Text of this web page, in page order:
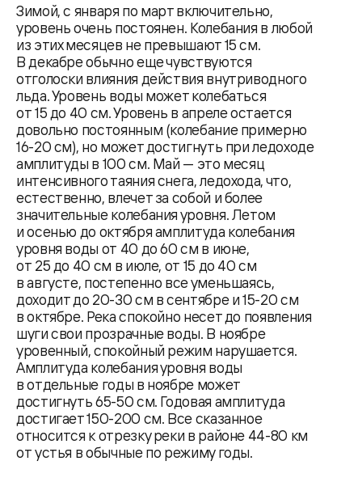
Зимой, с января по март включительно,
уровень очень постоянен. Колебания в любой
из этих месяцев не превышают 15 см.
В декабре обычно еще чувствуются
отголоски влияния действия внутриводного
льда. Уровень воды может колебаться
от 15 до 40 см. Уровень в апреле остается
довольно постоянным (колебание примерно
16-20 см), но может достигнуть при ледоходе
амплитуды в 100 см. Май — это месяц
интенсивного таяния снега, ледохода, что,
естественно, влечет за собой и более
значительные колебания уровня. Летом
и осенью до октября амплитуда колебания
уровня воды от 40 до 60 см в июне,
от 25 до 40 см в июле, от 15 до 40 см
в августе, постепенно все уменьшаясь,
доходит до 20-30 см в сентябре и 15-20 см
в октябре. Река спокойно несет до появления
шуги свои прозрачные воды. В ноябре
уровенный, спокойный режим нарушается.
Амплитуда колебания уровня воды
в отдельные годы в ноябре может
достигнуть 65-50 см. Годовая амплитуда
достигает 150-200 см. Все сказанное
относится к отрезку реки в районе 44-80 км
от устья в обычные по режиму годы.